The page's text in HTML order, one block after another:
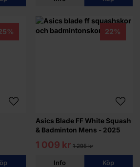
22%
Asics Blade FF White Squash
& Badminton Mens - 2025
1 009 kr 1 295 kr
Info Köp